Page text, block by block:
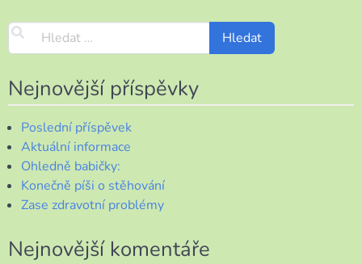
Nejnovější příspěvky
Poslední příspěvek
Aktuální informace
Ohledně babičky:
Konečně píši o stěhování
Zase zdravotní problémy
Nejnovější komentáře